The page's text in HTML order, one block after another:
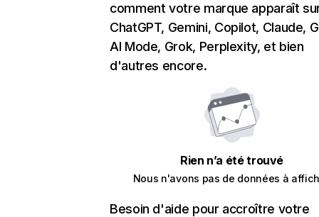
comment votre marque apparaît
ChatGPT, Gemini, Copilot, Claude,
AI Mode, Grok, Perplexity, et bien
d'autres encore.
Rien n’a été trouvé
Nous n'avons pas de données à
Besoin d'aide pour accroître votre